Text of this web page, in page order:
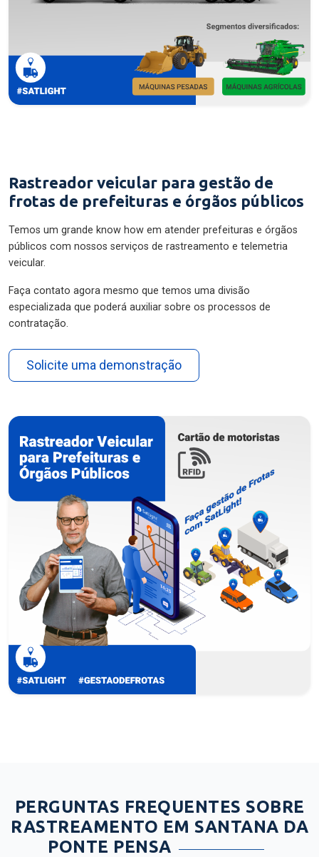
Rastreador veicular para gestão de
frotas de prefeituras e órgãos públicos
Temos um grande know how em atender prefeituras e órgãos
públicos com nossos serviços de rastreamento e telemetria
veicular.
Faça contato agora mesmo que temos uma divisão
especializada que poderá auxiliar sobre os processos de
contratação.
Solicite uma demonstração
PERGUNTAS FREQUENTES SOBRE
RASTREAMENTO EM SANTANA DA
PONTE PENSA